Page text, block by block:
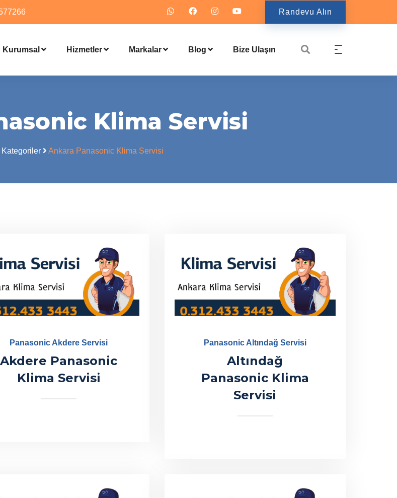
Randevu Alın
Kurumsal Hizmetler Markalar Blog Bize Ulaşın
Klima Servisi
Kategoriler Ankara Panasonic Klima Servisi
Panasonic Akdere Servisi
Akdere Panasonic
Klima Servisi
Panasonic Altındağ Servisi
Altındağ
Panasonic Klima
Servisi